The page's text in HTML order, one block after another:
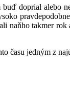
doprial alebo
naňho takmer
času jedným z